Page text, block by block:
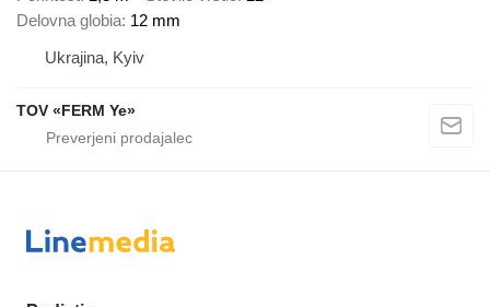
Delovna globia 12 mm
Ukrajina, Kyiv
TOV «FERM Ye»